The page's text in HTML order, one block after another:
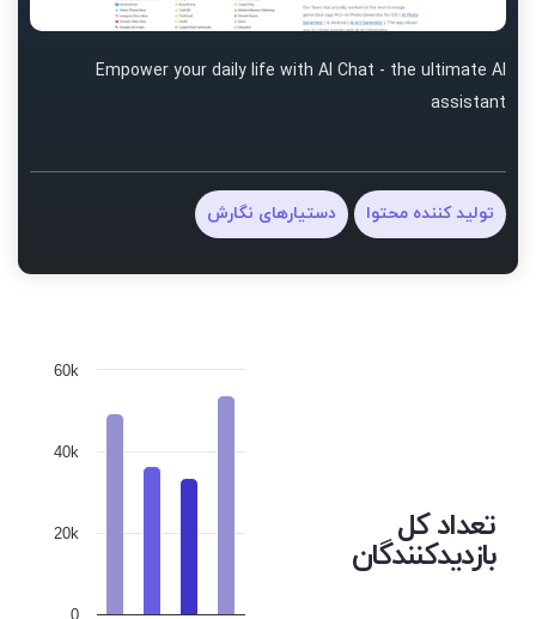
Empower your daily life with AI Chat - the ultimate AI
assistant
تولید کننده محتوا دستیارهای نگارش
تعداد کل
بازدیدکنندگان
0
20k
40k
60k